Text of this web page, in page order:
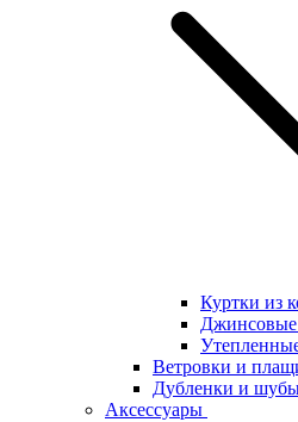
Куртки из
Джинсовые
Ветровки и
Дубленки и
Аксессуары